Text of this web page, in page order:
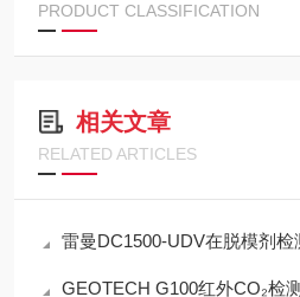
PRODUCT CLASSIFICATION
相关文章
RELATED ARTICLES
雷曼DC1500-UDV在脱模剂
GEOTECH G100红外CO₂检